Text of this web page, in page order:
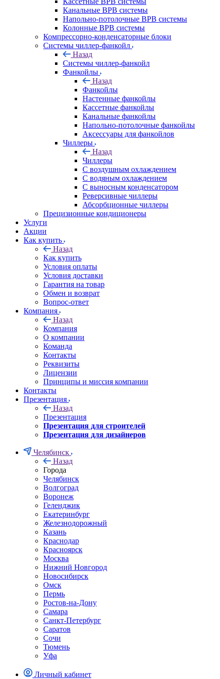
Канальные ВРВ системы
Напольно-потолочные ВРВ системы
Колонные ВРВ системы
Компрессорно-конденсаторные блоки
Системы чиллер-фанкойл
Назад
Системы чиллер-фанкойл
Фанкойлы
Назад
Фанкойлы
Настенные фанкойлы
Кассетные фанкойлы
Канальные фанкойлы
Напольно-потолочные фанкойлы
Аксессуары для фанкойлов
Чиллеры
Назад
Чиллеры
С воздушным охлаждением
С водяным охлаждением
С выносным конденсатором
Реверсивные чиллеры
Абсорбционные чиллеры
Прецизионные кондиционеры
Услуги
Акции
Как купить
Назад
Как купить
Условия оплаты
Условия доставки
Гарантия на товар
Обмен и возврат
Вопрос-ответ
Компания
Назад
Компания
О компании
Команда
Контакты
Реквизиты
Лицензии
Принципы и миссия компании
Контакты
Презентация
Назад
Презентация
Презентация для строителей
Презентация для дизайнеров
Челябинск
Назад
Города
Челябинск
Волгоград
Воронеж
Геленджик
Екатеринбург
Железнодорожный
Казань
Краснодар
Красноярск
Москва
Нижний Новгород
Новосибирск
Омск
Пермь
Ростов-на-Дону
Самара
Санкт-Петербург
Саратов
Сочи
Тюмень
Уфа
Личный кабинет